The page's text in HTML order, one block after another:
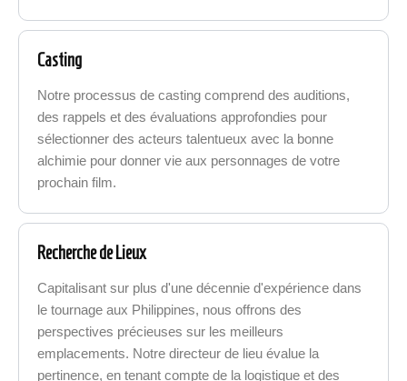
Casting
Notre processus de casting comprend des auditions,
des rappels et des évaluations approfondies pour
sélectionner des acteurs talentueux avec la bonne
alchimie pour donner vie aux personnages de votre
prochain film.
Recherche de Lieux
Capitalisant sur plus d'une décennie d'expérience dans
le tournage aux Philippines, nous offrons des
perspectives précieuses sur les meilleurs
emplacements. Notre directeur de lieu évalue la
pertinence, en tenant compte de la logistique et des